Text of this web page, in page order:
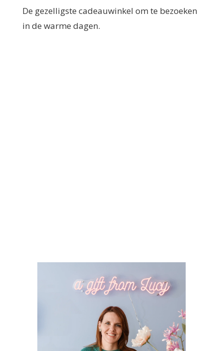
De gezelligste cadeauwinkel om te bezoeken
in de warme dagen.